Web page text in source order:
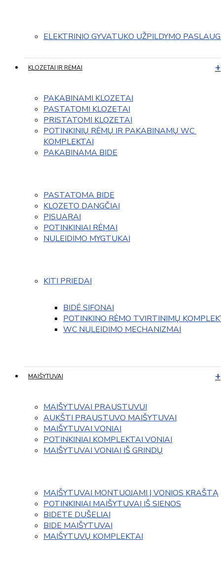
ELEKTRINIO GYVATUKO UŽPILDYMO
KLOZETAI IR RĖMAI
PAKABINAMI KLOZETAI
PASTATOMI KLOZETAI
PRISTATOMI KLOZETAI
POTINKINIŲ RĖMŲ IR PAKABINAMŲ WC
KOMPLEKTAI
PAKABINAMA BIDE
PASTATOMA BIDE
KLOZETO DANGČIAI
PISUARAI
POTINKINIAI RĖMAI
NULEIDIMO MYGTUKAI
KITI PRIEDAI
BIDĖ SIFONAI
POTINKINO RĖMO TVIRTINIMŲ
WC NULEIDIMO MECHANIZMAI
MAIŠYTUVAI
MAIŠYTUVAI PRAUSTUVUI
AUKŠTI PRAUSTUVO MAIŠYTUVAI
MAIŠYTUVAI VONIAI
POTINKINIAI KOMPLEKTAI VONIAI
MAIŠYTUVAI VONIAI IŠ GRINDŲ
MAIŠYTUVAI MONTUOJAMI Į VONIOS KRAŠTĄ
POTINKINIAI MAIŠYTUVAI IŠ SIENOS
BIDETE DUŠELIAI
BIDE MAIŠYTUVAI
MAIŠYTUVŲ KOMPLEKTAI